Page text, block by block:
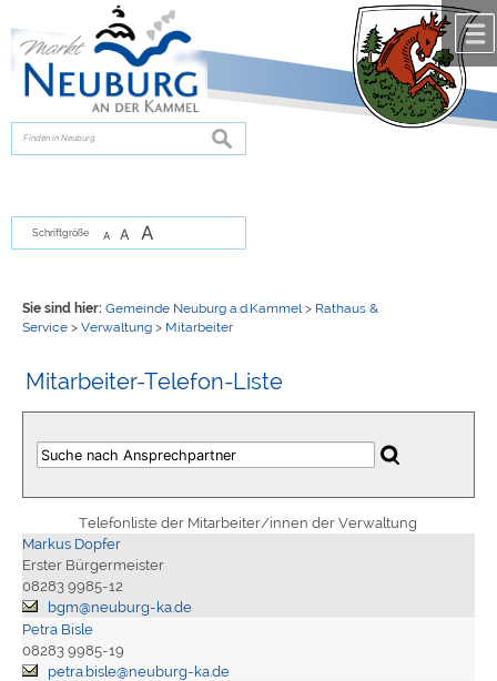
zur Navigationoder
springen.
suchen
Schriftgröße A A A
Sie sind hier: Gemeinde Neuburg a.d.Kammel > Rathaus &
Service> Verwaltung> Mitarbeiter
Mitarbeiter-Telefon-Liste
Telefonliste der Mitarbeiter/innen der Verwaltung
Markus Dopfer
Erster Bürgermeister
08283 9985-12
bgm@neuburg-ka.de
Petra Bisle
08283 9985-19
petra.bisle@neuburg-ka.de